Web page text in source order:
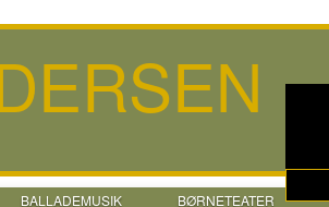
BALLADEMUSIK BØRNETEATER